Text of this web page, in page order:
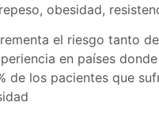
obesidad,
el riesgo tanto
en países
de los pacientes que